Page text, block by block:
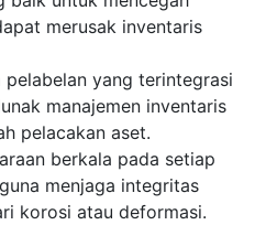
merusak inventaris
pelabelan yang terintegrasi
manajemen inventaris
pelacakan aset.
berkala pada setiap
menjaga integritas
korosi atau deformasi.